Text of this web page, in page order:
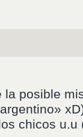
la posible
chicos u.u